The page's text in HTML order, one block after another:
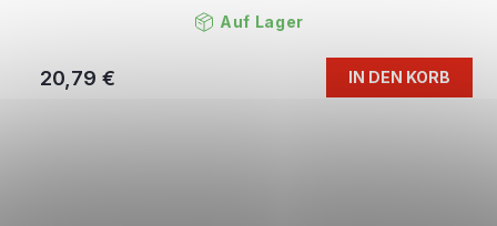
Auf Lager
20,79 € IN DEN KORB